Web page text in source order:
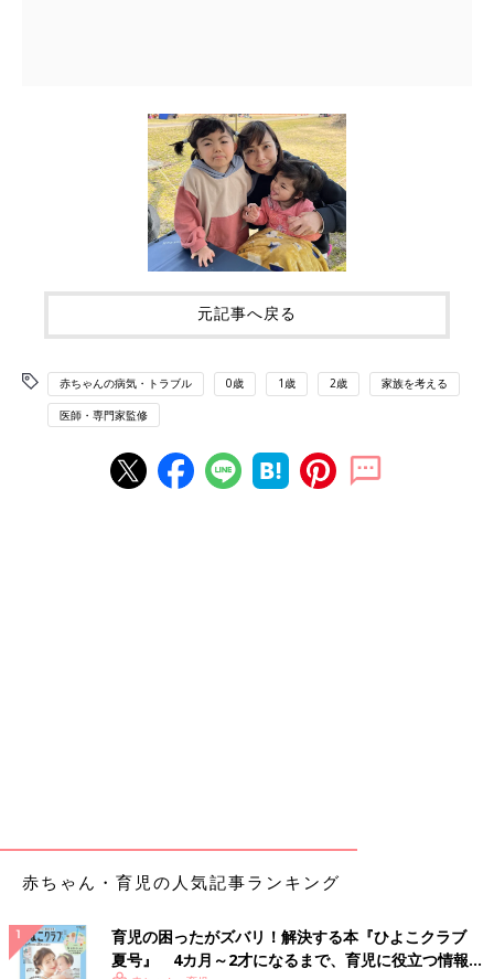
元記事へ戻る
赤ちゃんの病気・トラブル 0歳 1歳 2歳 家族を考える
医師・専門家監修
赤ちゃん・育児の人気記事ランキング
育児の困ったがズバリ！解決する本『ひよこクラブ
夏号』 4カ月～2才になるまで、育児に役立つ情報が